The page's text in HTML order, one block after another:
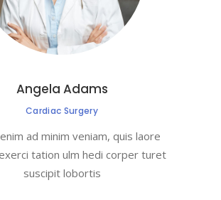
Angela Adams
Cardiac Surgery
ad minim veniam, quis laore
tation ulm hedi corper turet
suscipit lobortis